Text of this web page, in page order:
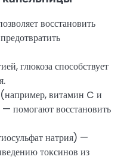
восстановить
глюкоза способствует
витамин C и
помогают восстановить
натрия) —
токсинов из